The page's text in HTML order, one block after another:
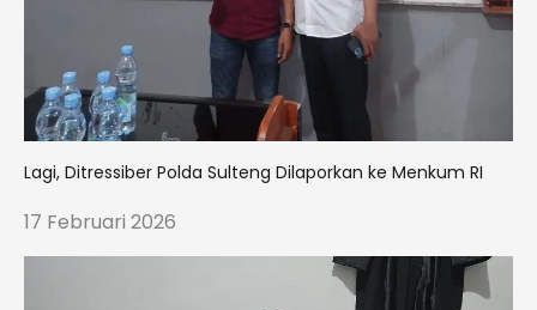
Lagi, Ditressiber Polda Sulteng Dilaporkan ke Menkum RI
17 Februari 2026